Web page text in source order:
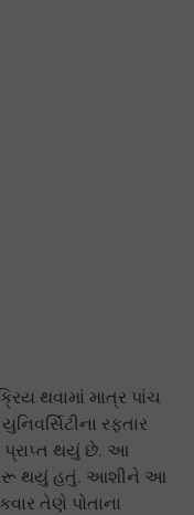
થવામાં માત્ર પાંચ
રફ્તાર
પ્રાપ્ત થયું છે. આ
શરૂ થયું હતું. આશીને આ
તેણે પોતાના